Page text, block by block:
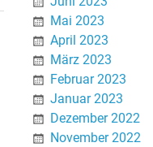
Mai 2023
April 2023
März 2023
Februar 2023
Januar 2023
Dezember 2022
November 2022